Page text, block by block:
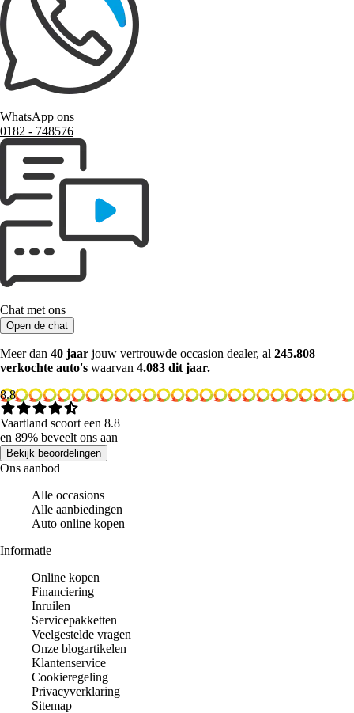
WhatsApp ons
0182 ‑ 748576
Chat met ons
Open de chat
Meer dan 40 jaar jouw vertrouwde occasion dealer, al 245.808
verkochte auto's waarvan 4.083 dit jaar.
8.8
Vaartland scoort een 8.8
en 89% beveelt ons aan
Bekijk beoordelingen
Ons aanbod
Alle occasions
Alle aanbiedingen
Auto online kopen
Informatie
Online kopen
Financiering
Inruilen
Servicepakketten
Veelgestelde vragen
Onze blogartikelen
Klantenservice
Cookieregeling
Privacyverklaring
Sitemap